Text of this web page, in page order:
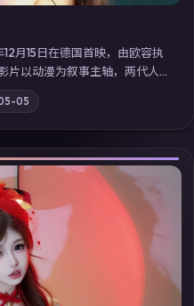
月15日在德国首映，由欧容执
片以动漫为叙事主轴，两代人
与配乐强化地域气质；站内亦
线看」延展检索同类型高分
05